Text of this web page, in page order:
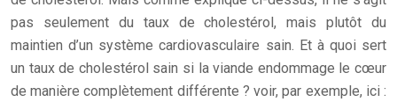
pas seulement du taux de cholestérol, mais plutôt du
maintien d’un système cardiovasculaire sain. Et à quoi sert
un taux de cholestérol sain si la viande endommage le cœur
de manière complètement différente ? voir, par exemple, ici :